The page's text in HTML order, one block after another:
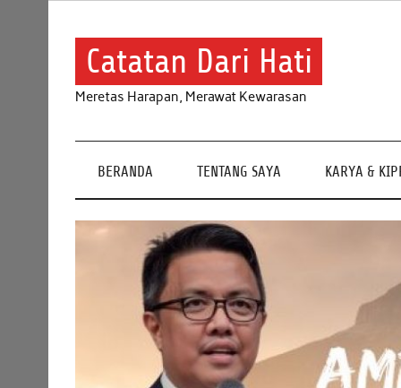
Catatan Dari Hati
Meretas Harapan, Merawat Kewarasan
BERANDA TENTANG SAYA KARYA &